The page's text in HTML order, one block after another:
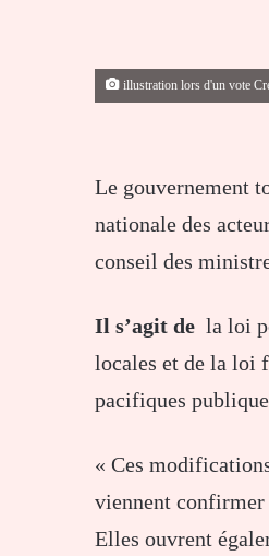
illustration lors d'un vote
Le gouvernement
nationale des
conseil des
Il s’agit de la loi
locales et de la loi
pacifiques
« Ces
viennent confirmer
Elles ouvrent